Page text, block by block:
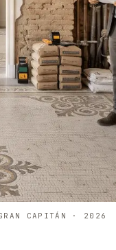
CAPITÁN · 2026